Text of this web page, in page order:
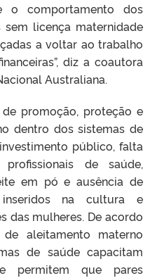
o comportamento dos
licença maternidade
a voltar ao trabalho
diz a coautora
Australiana.
promoção, proteção e
dentro dos sistemas de
público, falta
de saúde,
em pó e ausência de
inseridos na cultura e
das mulheres. De acordo
aleitamento materno
de saúde capacitam
permitem que pares